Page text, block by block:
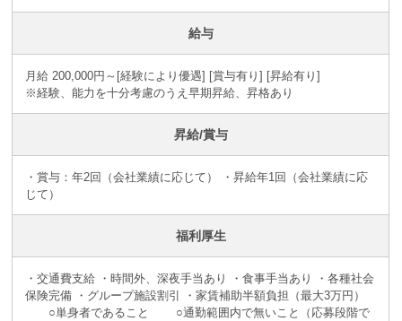
給与
月給 200,000円～[経験により優遇] [賞与有り] [昇給有り]
※経験、能力を十分考慮のうえ早期昇給、昇格あり
昇給/賞与
・賞与：年2回（会社業績に応じて） ・昇給年1回（会社業績に応
じて）
福利厚生
・交通費支給 ・時間外、深夜手当あり ・食事手当あり ・各種社会
保険完備 ・グループ施設割引 ・家賃補助半額負担（最大3万円）
○単身者であること ○通勤範囲内で無いこと（応募段階で